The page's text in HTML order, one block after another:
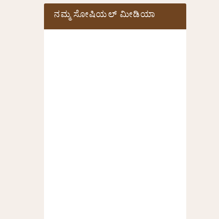
ನಮ್ಮ ಸೋಷಿಯಲ್‌ ಮೀಡಿಯಾ